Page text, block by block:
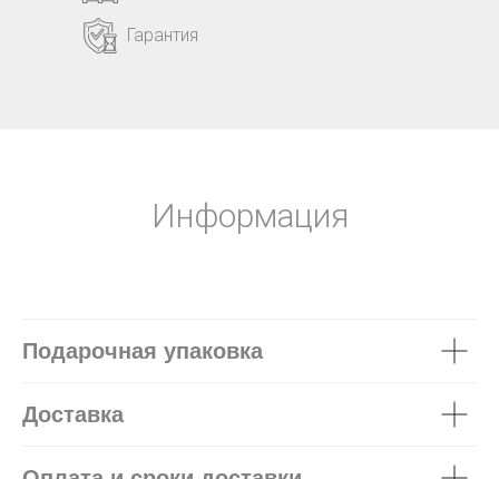
Гарантия
Информация
Подарочная упаковка
Доставка